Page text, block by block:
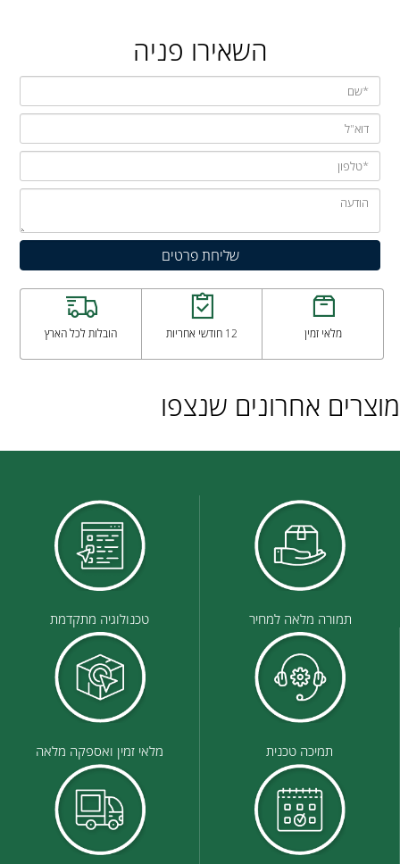
השאירו פניה
מלאי זמין 12 חודשי אחריות הובלות לכל הארץ
מוצרים אחרונים שנצפו
תמורה מלאה למחיר טכנולוגיה מתקדמת
תמיכה טכנית מלאי זמין ואספקה מלאה